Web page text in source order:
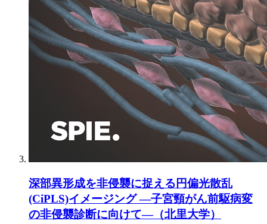
深部異形成を非侵襲に捉える円偏光散乱
(CiPLS)イメージング ―子宮頸がん前駆病変
の非侵襲診断に向けて―（北里大学）